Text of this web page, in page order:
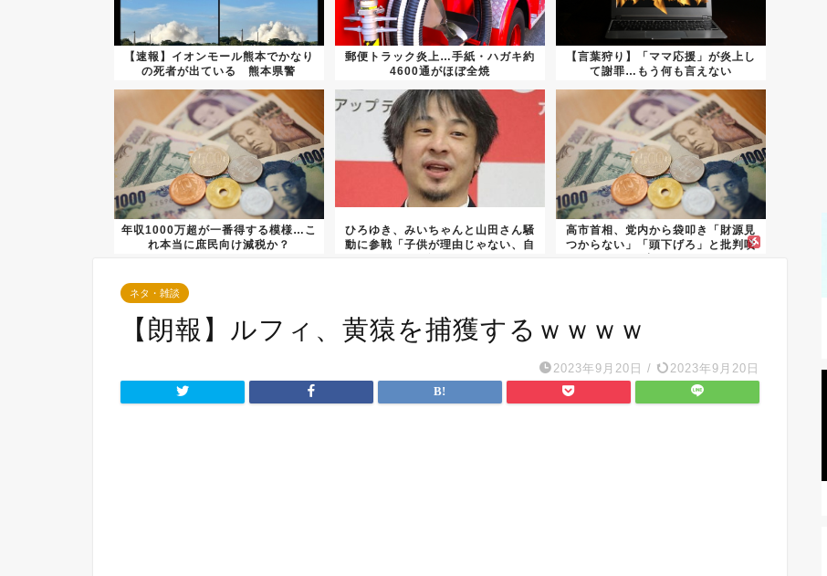
【速報】イオンモール熊本でかなり
の死者が出ている 熊本県警
郵便トラック炎上…手紙・ハガキ約
4600通がほぼ全焼
【言葉狩り】「ママ応援」が炎上し
て謝罪…もう何も言えない
年収1000万超が一番得する模様…こ
れ本当に庶民向け減税か？
ひろゆき、みいちゃんと山田さん騒
動に参戦「子供が理由じゃない、自
高市首相、党内から袋叩き「財源見
つからない」「頭下げろ」と批判噴
ネタ・雑談
【朗報】ルフィ、黄猿を捕獲するｗｗｗｗ
2023年9月20日 / 2023年9月20日